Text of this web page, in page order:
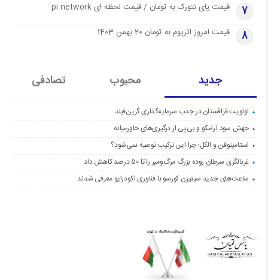
7 قیمت پای نتورک به تومان / قیمت لحظه ای pi network
8 قیمت امروز اتریوم به تومان 20 بهمن 1403
جدید محبوب تصادفی
اولویت قزاقستان در جذب سرمایه‌گذاری گرین‌فیلد
جهش سود آرامکو و بی‌پی از درگیری‌های خاورمیانه
استامینوفن و الکل؛ چرا این ترکیب توصیه نمی‌شود؟
غربالگری سرطان روده بزرگ مرگ‌ومیر را تا ۵۰ درصد کاهش داد
ساعت‌های جدید سیتیزن کورسو با فناوری اکودرایو معرفی شدند